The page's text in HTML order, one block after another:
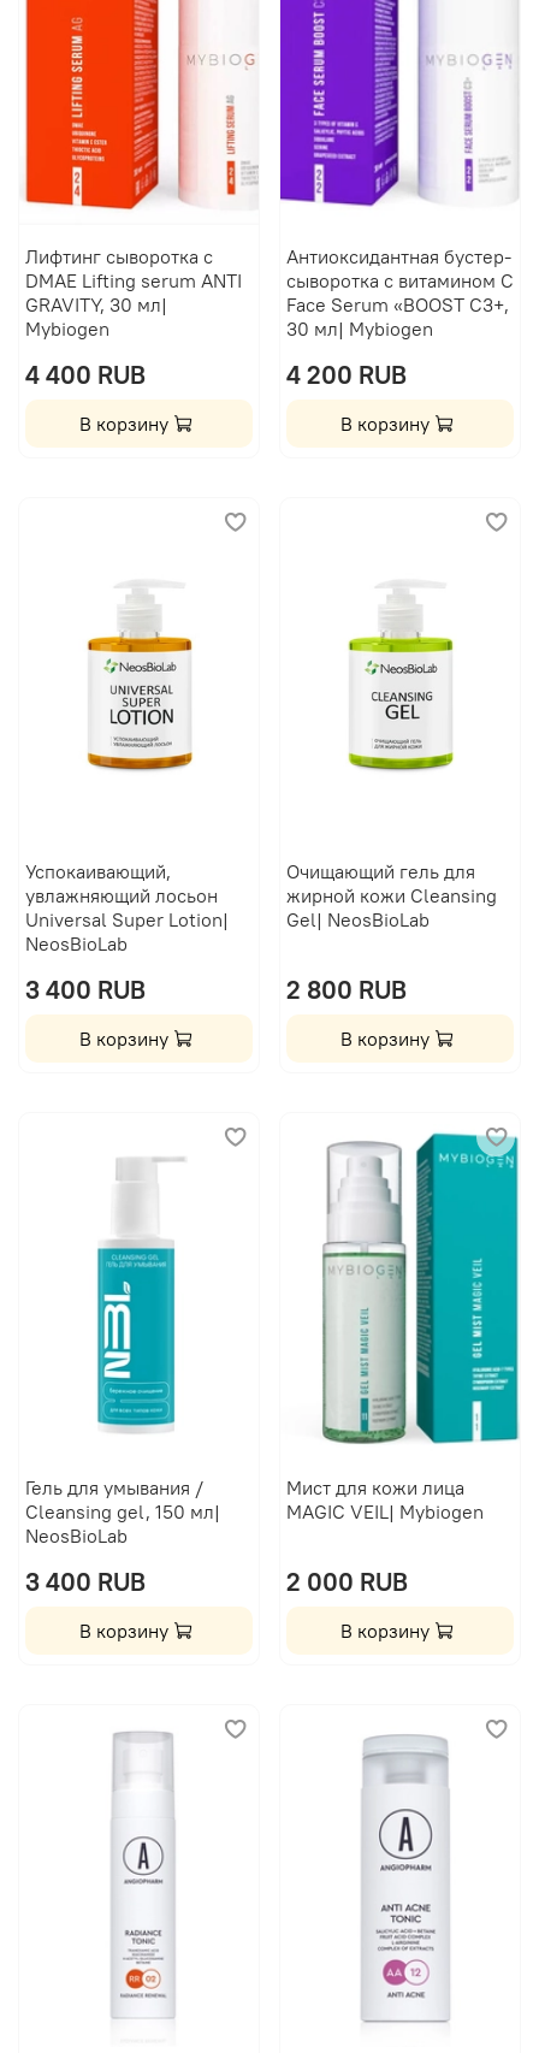
Лифтинг сыворотка с
DMAE Lifting serum ANTI
GRAVITY, 30 мл|
Mybiogen
4 400 RUB
В корзину
Антиоксидантная бустер-
сыворотка с витамином C
Face Serum «BOOST C3+,
30 мл| Mybiogen
4 200 RUB
В корзину
Успокаивающий,
увлажняющий лосьон
Universal Super Lotion|
NeosBioLab
3 400 RUB
В корзину
Очищающий гель для
жирной кожи Сleansing
Gel| NeosBioLab
2 800 RUB
В корзину
Гель для умывания /
Cleansing gel, 150 мл|
NeosBioLab
3 400 RUB
В корзину
Мист для кожи лица
MAGIC VEIL| Mybiogen
2 000 RUB
В корзину